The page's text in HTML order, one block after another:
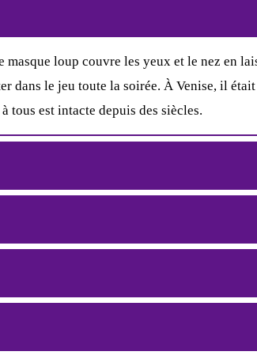
loup couvre les yeux et le nez en
dans le jeu toute la soirée. À Venise, il
tous est intacte depuis des siècles.